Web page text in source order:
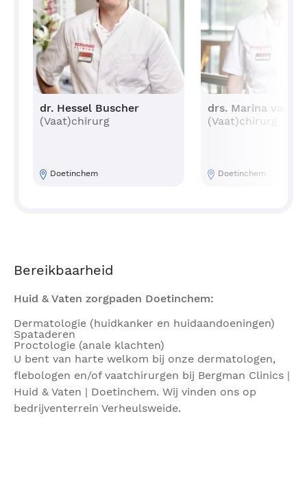
dr. Hessel Buscher
(Vaat)chirurg
Doetinchem
drs. Marina van
(Vaat)chirurg
Doetinchem
Bereikbaarheid
Huid & Vaten zorgpaden Doetinchem:
Dermatologie (huidkanker en huidaandoeningen)
Spataderen
Proctologie (anale klachten)
U bent van harte welkom bij onze dermatologen,
flebologen en/of vaatchirurgen bij Bergman Clinics |
Huid & Vaten | Doetinchem. Wij vinden ons op
bedrijventerrein Verheulsweide.